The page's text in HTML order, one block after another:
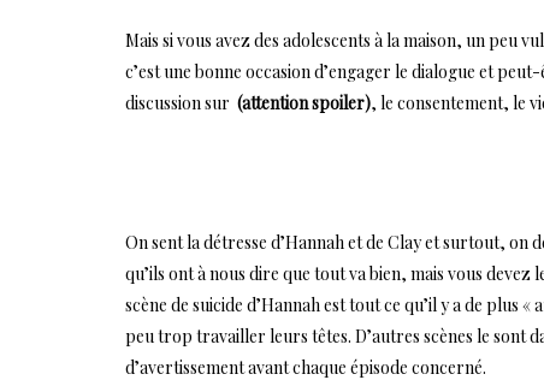
Mais si vous avez des adolescents à la maison, un peu
c’est une bonne occasion d’engager le dialogue et
discussion sur (attention spoiler), le consentement, le
On sent la détresse d’Hannah et de Clay et surtout, on
qu’ils ont à nous dire que tout va bien, mais vous
scène de suicide d’Hannah est tout ce qu’il y a de plus
peu trop travailler leurs têtes. D’autres scènes le sont
d’avertissement avant chaque épisode concerné.